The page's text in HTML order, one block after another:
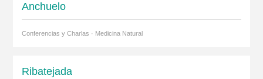
Anchuelo
Conferencias y Charlas · Medicina Natural
Ribatejada